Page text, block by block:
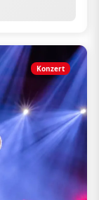
Konzert